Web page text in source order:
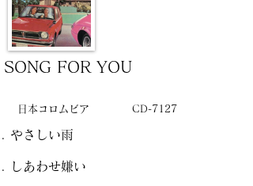
SONG FOR YOU
日本コロムビア CD-7127
やさしい雨
しあわせ嫌い